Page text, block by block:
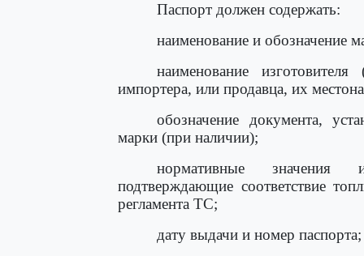
Паспорт должен содержать:
наименование и обозначение
наименование
импортера, или продавца, их
обозначение документа,
марки (при наличии);
нормативные значения
подтверждающие соответствие
регламента ТС;
дату выдачи и номер паспорта;